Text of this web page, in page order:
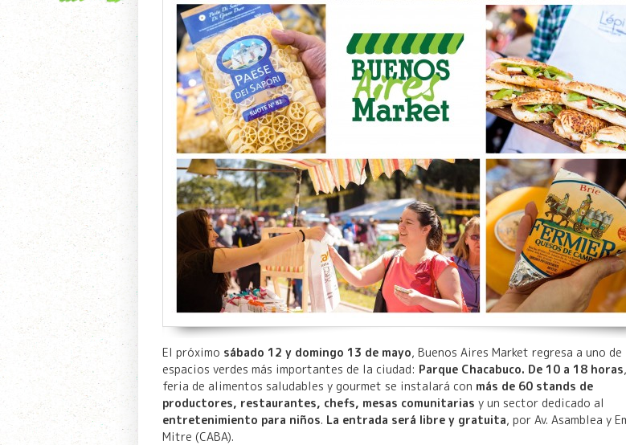
El próximo sábado 12 y domingo 13 de mayo, Buenos Aires Market regresa a uno de
espacios verdes más importantes de la ciudad: Parque Chacabuco. De 10 a 18 horas
feria de alimentos saludables y gourmet se instalará con más de 60 stands de
productores, restaurantes, chefs, mesas comunitarias y un sector dedicado al
entretenimiento para niños. La entrada será libre y gratuita, por Av. Asamblea y
Mitre (CABA).